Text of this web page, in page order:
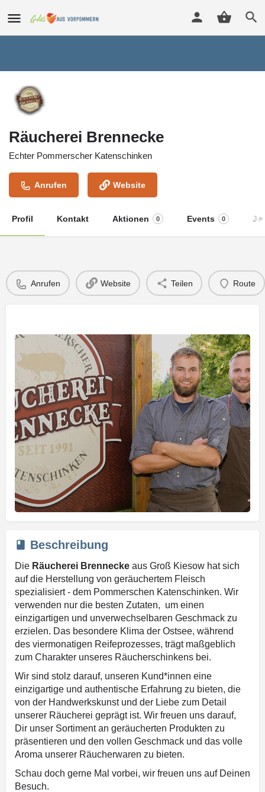
Räucherei Brennecke
Echter Pommerscher Katenschinken
Anrufen Website
Profil Kontakt Aktionen 0 Events 0
Anrufen Website Teilen Route
Beschreibung
Die Räucherei Brennecke aus Groß Kiesow hat sich
auf die Herstellung von geräuchertem Fleisch
spezialisiert - dem Pommerschen Katenschinken. Wir
verwenden nur die besten Zutaten, um einen
einzigartigen und unverwechselbaren Geschmack zu
erzielen. Das besondere Klima der Ostsee, während
des viermonatigen Reifeprozesses, trägt maßgeblich
zum Charakter unseres Räucherschinkens bei.
Wir sind stolz darauf, unseren Kund*innen eine
einzigartige und authentische Erfahrung zu bieten, die
von der Handwerkskunst und der Liebe zum Detail
unserer Räucherei geprägt ist. Wir freuen uns darauf,
Dir unser Sortiment an geräucherten Produkten zu
präsentieren und den vollen Geschmack und das volle
Aroma unserer Räucherwaren zu bieten.
Schau doch gerne Mal vorbei, wir freuen uns auf Deinen
Besuch.